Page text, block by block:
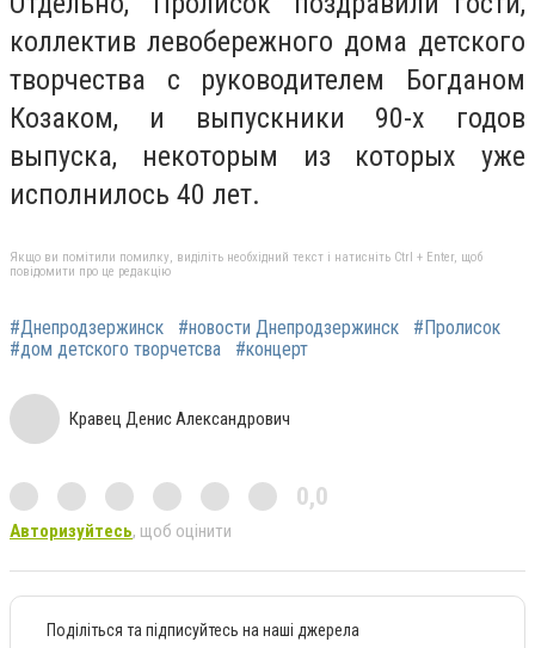
коллектив левобережного дома детского
творчества с руководителем Богданом
Козаком, и выпускники 90-х годов
выпуска, некоторым из которых уже
исполнилось 40 лет.
Якщо ви помітили помилку, виділіть необхідний текст і натисніть Ctrl + Enter, щоб
повідомити про це редакцію
#Днепродзержинск #новости Днепродзержинск
#Пролисок
#дом детского творчетсва
#концерт
Кравец Денис Александрович
0,0
Авторизуйтесь, щоб оцінити
Поділіться та підписуйтесь на наші джерела